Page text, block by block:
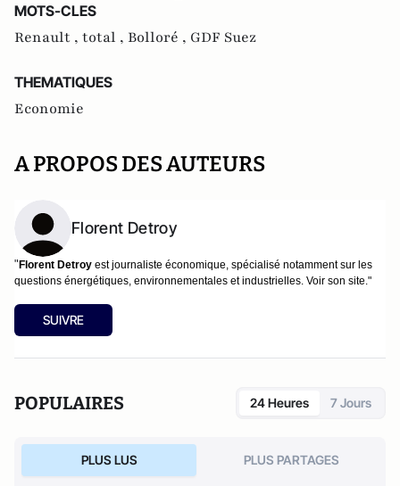
MOTS-CLES
Renault , total , Bolloré , GDF Suez
THEMATIQUES
Economie
A PROPOS DES AUTEURS
Florent Detroy
"Florent Detroy est journaliste économique, spécialisé notamment sur les
questions énergétiques, environnementales et industrielles. Voir son site ."
SUIVRE
POPULAIRES 24 Heures 7 Jours
PLUS LUS PLUS PARTAGES